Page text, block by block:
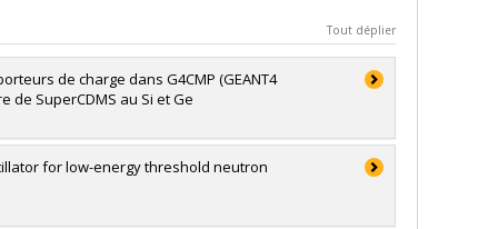
Tout déplier
de charge dans G4CMP (GEANT4
SuperCDMS au Si et Ge
for low-energy threshold neutron